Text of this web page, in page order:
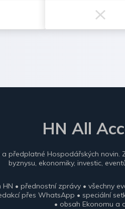
HN All
a předplatné Hospodářských
byznysu, ekonomiky, investic,
HN • přednostní zprávy • všechny
přes WhatsApp • speciální
• obsah Ekonomu a